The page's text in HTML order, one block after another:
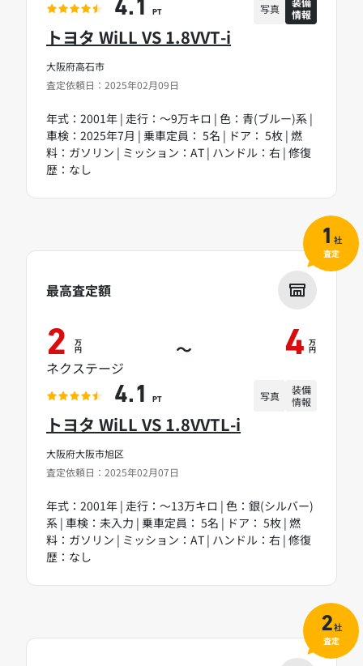
大阪府高石市
査定依頼日：2025年02月09日
トヨタ WiLL VS 1.8VVT-i
年式：2001年 | 走行：～9万キロ | 色：青(ブルー)系 |
車検：2025年7月 | 乗車定員： 5名 | ドア： 5枚 | 燃
料：ガソリン | ミッション：AT | ハンドル：右 | 修復
歴：なし
4.1 PT 写真
情報
大阪府大阪市旭区
査定依頼日：2025年02月07日
トヨタ WiLL VS 1.8VVTL-i
年式：2001年 | 走行：～13万キロ | 色：銀(シルバー)
系 | 車検：未入力 | 乗車定員： 5名 | ドア： 5枚 | 燃
料：ガソリン | ミッション：AT | ハンドル：右 | 修復
歴：なし
最高査定額
2 万
円 ～ 4 万
円
ネクステージ
4.1 PT 写真
装備
情報
1 社
査定
2社
査定